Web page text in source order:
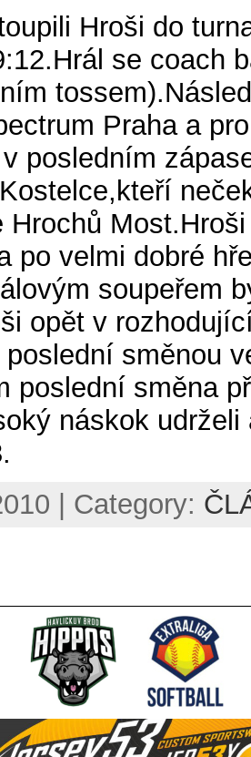
Hroši do
se coach
Praha a
posledním
Hrochů
po velmi dobré
soupeřem
opět v
poslední směnou
poslední směna
náskok
| Category: